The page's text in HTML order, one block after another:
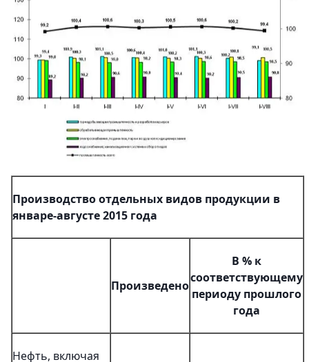
Производство отдельных видов продукции в
январе-августе 2015 года
Произведено
В % к
соответствующему
периоду прошлого
года
Нефть, включая